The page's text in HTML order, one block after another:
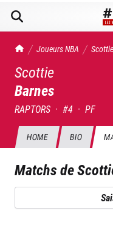
TrashTalk Actu NBA
Joueurs NBA Scottie
Scottie
Barnes
RAPTORS · #4 · PF
HOME BIO
Matchs de